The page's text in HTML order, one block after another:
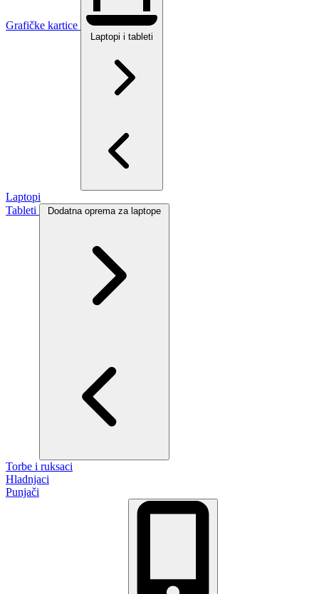
Grafičke kartice
Laptopi i tableti
Laptopi
Tableti
Dodatna oprema za laptope
Torbe i ruksaci
Hladnjaci
Punjači